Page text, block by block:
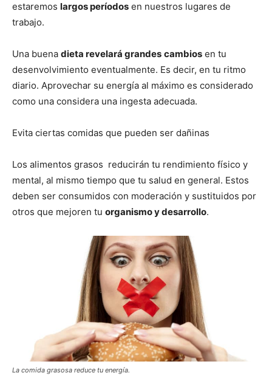
estaremos largos períodos en nuestros lugares de
trabajo.
Una buena dieta revelará grandes cambios en tu
desenvolvimiento eventualmente. Es decir, en tu ritmo
diario. Aprovechar su energía al máximo es considerado
como una considera una ingesta adecuada.
Evita ciertas comidas que pueden ser dañinas
Los alimentos grasos reducirán tu rendimiento físico y
mental, al mismo tiempo que tu salud en general. Estos
deben ser consumidos con moderación y sustituidos por
otros que mejoren tu organismo y desarrollo.
La comida grasosa reduce tu energía.